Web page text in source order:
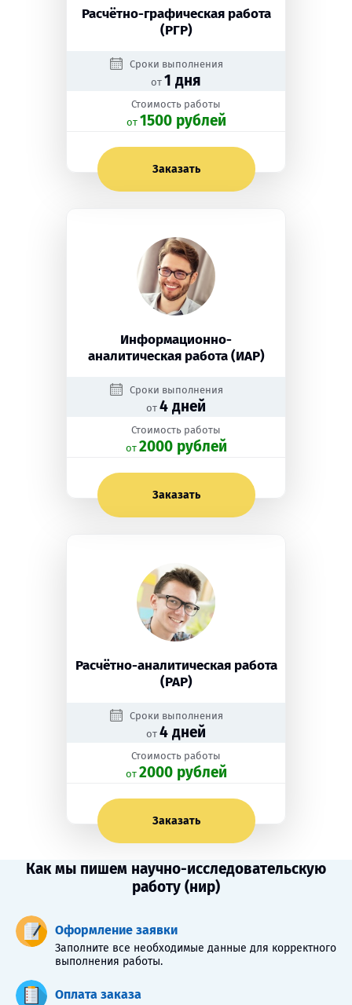
Расчётно-графическая работа
(РГР)
Сроки выполнения
от 1 дня
Стоимость работы
oт 1500 рублей
Заказать
Информационно-
аналитическая работа (ИАР)
Сроки выполнения
от 4 дней
Стоимость работы
oт 2000 рублей
Заказать
Расчётно-аналитическая работа
(РАР)
Сроки выполнения
от 4 дней
Стоимость работы
oт 2000 рублей
Заказать
Как мы пишем научно-исследовательскую
работу (нир)
Оформление заявки
Заполните все необходимые данные для корректного
выполнения работы.
Оплата заказа